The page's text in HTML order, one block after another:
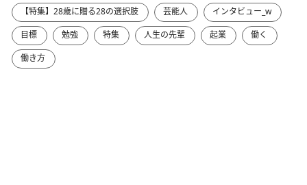
【特集】28歳に贈る28の選択肢 芸能人
インタビュー_w
目標
勉強 特集 人生の先輩 起業
働く
働き方